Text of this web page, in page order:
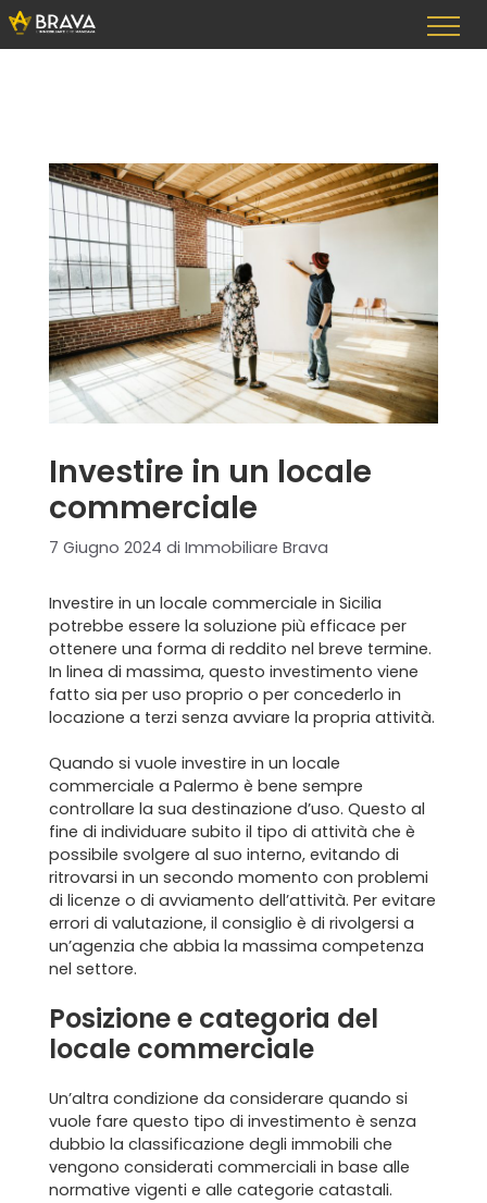
Vai
al
contenuto
Investire in un locale
commerciale
7 Giugno 2024 di Immobiliare Brava
Investire in un locale commerciale in Sicilia
potrebbe essere la soluzione più efficace per
ottenere una forma di reddito nel breve termine.
In linea di massima, questo investimento viene
fatto sia per uso proprio o per concederlo in
locazione a terzi senza avviare la propria attività.
Quando si vuole investire in un locale
commerciale a Palermo è bene sempre
controllare la sua destinazione d’uso. Questo al
fine di individuare subito il tipo di attività che è
possibile svolgere al suo interno, evitando di
ritrovarsi in un secondo momento con problemi
di licenze o di avviamento dell’attività. Per evitare
errori di valutazione, il consiglio è di rivolgersi a
un’agenzia che abbia la massima competenza
nel settore.
Posizione e categoria del
locale commerciale
Un’altra condizione da considerare quando si
vuole fare questo tipo di investimento è senza
dubbio la classificazione degli immobili che
vengono considerati commerciali in base alle
normative vigenti e alle categorie catastali.